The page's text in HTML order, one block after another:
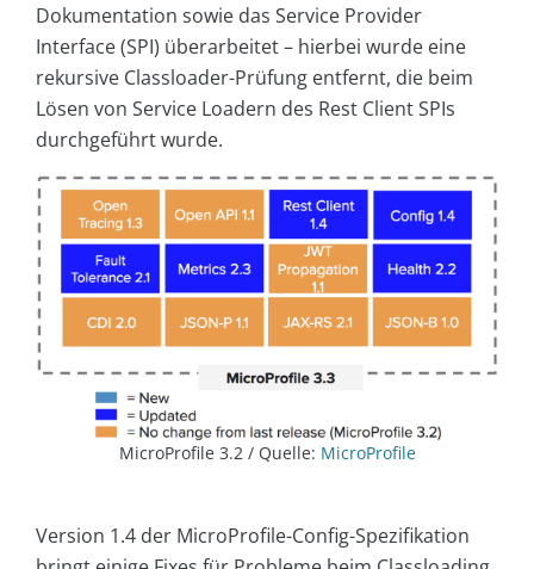
Dokumentation sowie das Service Provider
Interface (SPI) überarbeitet – hierbei wurde eine
rekursive Classloader-Prüfung entfernt, die beim
Lösen von Service Loadern des Rest Client SPIs
durchgeführt wurde.
MicroProfile 3.2 / Quelle: MicroProfile
Version 1.4 der MicroProfile-Config-Spezifikation